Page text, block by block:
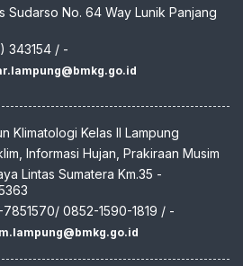
Sudarso No. 64 Way Lunik Panjang
343154 / -
Klimatologi Kelas II Lampung
Informasi Hujan, Prakiraan Musim
Lintas Sumatera Km.35 -
0852-1590-1819 / -